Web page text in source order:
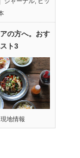
の方へ。おす
ト3
現地情報